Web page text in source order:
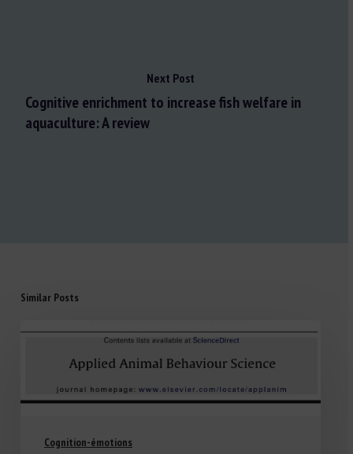
Next Post
Cognitive enrichment to increase fish welfare in
aquaculture: A review
Similar Posts
Cognition-émotions